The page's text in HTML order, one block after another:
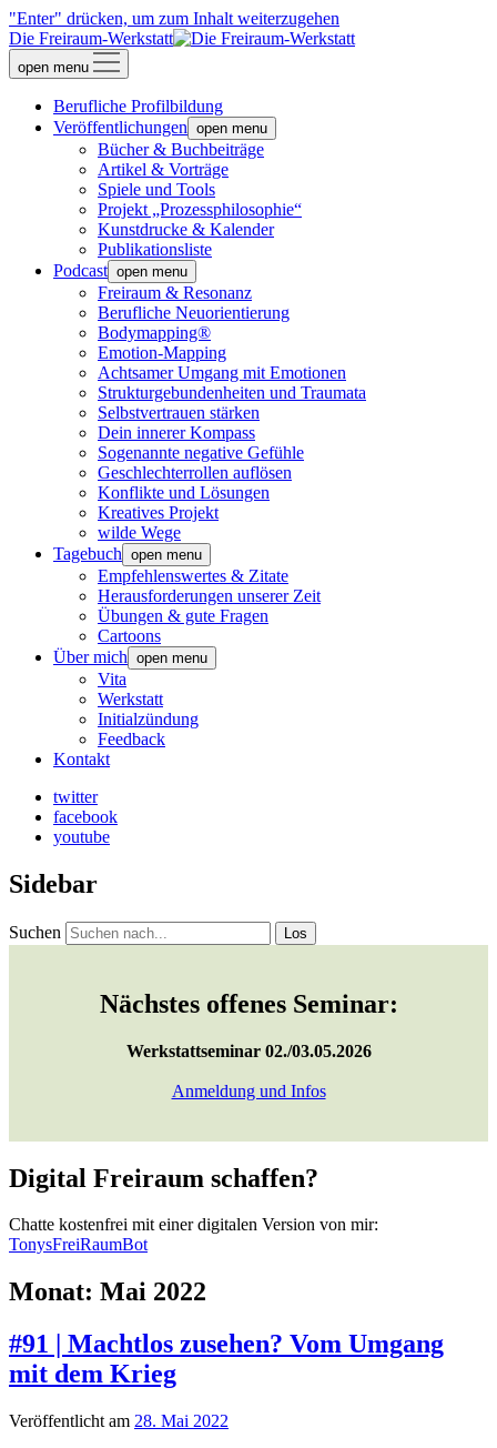
"Enter" drücken, um zum Inhalt weiterzugehen
Die Freiraum-Werkstatt
open menu
Berufliche Profilbildung
Veröffentlichungen open menu
Bücher & Buchbeiträge
Artikel & Vorträge
Spiele und Tools
Projekt „Prozessphilosophie“
Kunstdrucke & Kalender
Publikationsliste
Podcast open menu
Freiraum & Resonanz
Berufliche Neuorientierung
Bodymapping®
Emotion-Mapping
Achtsamer Umgang mit Emotionen
Strukturgebundenheiten und Traumata
Selbstvertrauen stärken
Dein innerer Kompass
Sogenannte negative Gefühle
Geschlechterrollen auflösen
Konflikte und Lösungen
Kreatives Projekt
wilde Wege
Tagebuch open menu
Empfehlenswertes & Zitate
Herausforderungen unserer Zeit
Übungen & gute Fragen
Cartoons
Über mich open menu
Vita
Werkstatt
Initialzündung
Feedback
Kontakt
twitter
facebook
youtube
Sidebar
Suchen
Nächstes offenes Seminar:
Werkstattseminar 02./03.05.2026
Anmeldung und Infos
Digital Freiraum schaffen?
Chatte kostenfrei mit einer digitalen Version von mir:
TonysFreiRaumBot
Monat: Mai 2022
#91 | Machtlos zusehen? Vom Umgang
mit dem Krieg
Veröffentlicht am 28. Mai 2022